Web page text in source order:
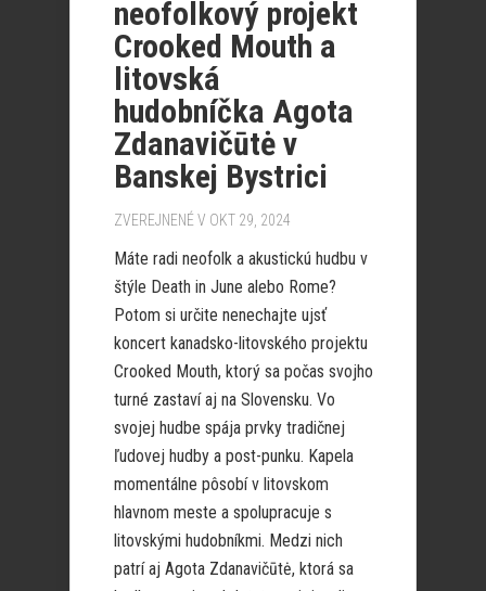
neofolkový projekt
Crooked Mouth a
litovská
hudobníčka Agota
Zdanavičūtė v
Banskej Bystrici
ZVEREJNENÉ V OKT 29, 2024
Máte radi neofolk a akustickú hudbu v
štýle Death in June alebo Rome?
Potom si určite nenechajte ujsť
koncert kanadsko-litovského projektu
Crooked Mouth, ktorý sa počas svojho
turné zastaví aj na Slovensku. Vo
svojej hudbe spája prvky tradičnej
ľudovej hudby a post-punku. Kapela
momentálne pôsobí v litovskom
hlavnom meste a spolupracuje s
litovskými hudobníkmi. Medzi nich
patrí aj Agota Zdanavičūtė, ktorá sa